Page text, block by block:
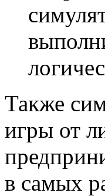
Также
игры от
в самых